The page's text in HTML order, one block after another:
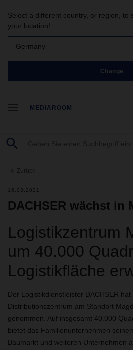
Select a different country, or region, to
your location!
Germany
Change
MEDIAROOM
Zurück
16.03.2021
DACHSER wächst in
Logistikzentrum
um 40.000
Logistikfläche
Der Logistikdienstleister DACHSER
Distributionszentrum am Standort
genommen. Auf insgesamt 40.000
bietet das Familienunternehmen
Baumarkt und weiteren Unternehmen